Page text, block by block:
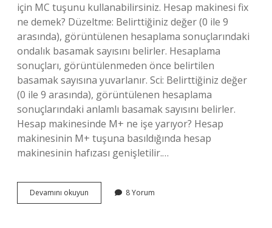
için MC tuşunu kullanabilirsiniz. Hesap makinesi fix
ne demek? Düzeltme: Belirttiğiniz değer (0 ile 9
arasında), görüntülenen hesaplama sonuçlarındaki
ondalık basamak sayısını belirler. Hesaplama
sonuçları, görüntülenmeden önce belirtilen
basamak sayısına yuvarlanır. Sci: Belirttiğiniz değer
(0 ile 9 arasında), görüntülenen hesaplama
sonuçlarındaki anlamlı basamak sayısını belirler.
Hesap makinesinde M+ ne işe yarıyor? Hesap
makinesinin M+ tuşuna basıldığında hesap
makinesinin hafızası genişletilir.…
Devamını okuyun
Makinesi
8 Yorum